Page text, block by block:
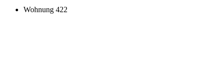
Wohnung 422